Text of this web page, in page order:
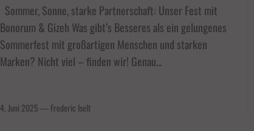
Sommer, Sonne, starke Partnerschaft: Unser Fest mit
Bonorum & Gizeh Was gibt’s Besseres als ein gelungenes
Sommerfest mit großartigen Menschen und starken
Marken? Nicht viel – finden wir! Genau...
4. Juni 2025 — Frederic Iselt